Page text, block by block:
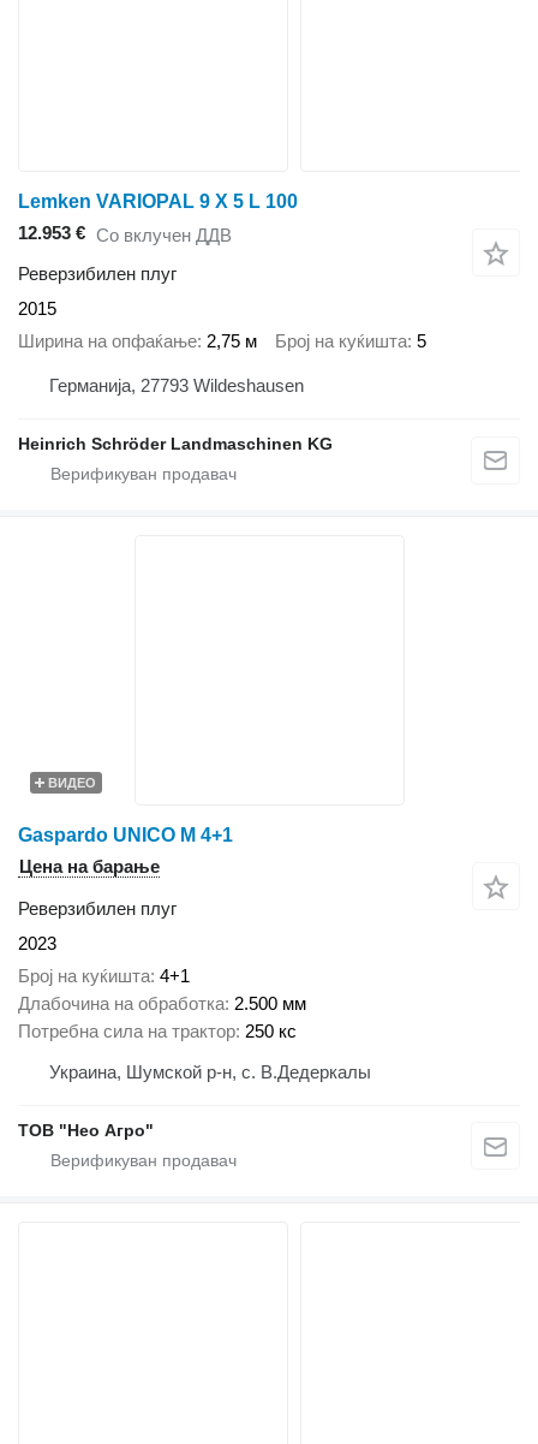
Lemken VARIOPAL 9 X 5 L 100
12.953 € Со вклучен ДДВ
Реверзибилен плуг
2015
Ширина на опфаќање 2,75 м Број на куќишта 5
Германија, 27793 Wildeshausen
Heinrich Schröder Landmaschinen KG
ВИДЕО
Gaspardo UNICO M 4+1
Цена на барање
Реверзибилен плуг
2023
Број на куќишта 4+1
Длабочина на обработка 2.500 мм
Потребна сила на трактор 250 кс
Украина, Шумской р-н, с. В.Дедеркалы
ТОВ "Нео Агро"